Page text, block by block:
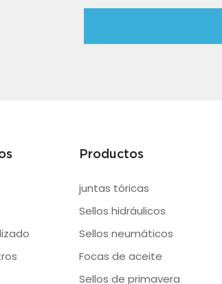
Productos
juntas tóricas
Sellos hidráulicos
Sellos neumáticos
Focas de aceite
Sellos de primavera